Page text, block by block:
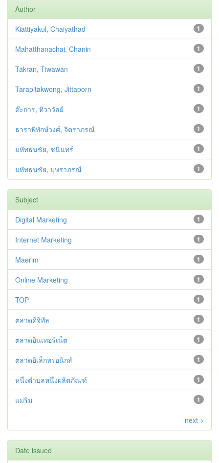
Author
1
Kiattiyakul, Chaiyathad
1
Mahatthanachai, Chanin
1
Takran, Tiwawan
1
Tarapitakwong, Jittaporn
1
ต๊ะการ, ทิวาวัลย์
1
ธาราพิทักษ์วงศ์, จิตราภรณ์
1
มหัทธนชัย, ชนินทร์
1
มหัทธนชัย, บุษราภรณ์
Subject
1
Digital Marketing
1
Internet Marketing
1
Maerim
1
Online Marketing
1
TOP
1
ตลาดดิจิทัล
1
ตลาดอินเทอร์เน็ต
1
ตลาดอิเล็กทรอนิกส์
1
หนึ่งตำบลหนึ่งผลิตภัณฑ์
1
แม่ริม
next >
Date issued